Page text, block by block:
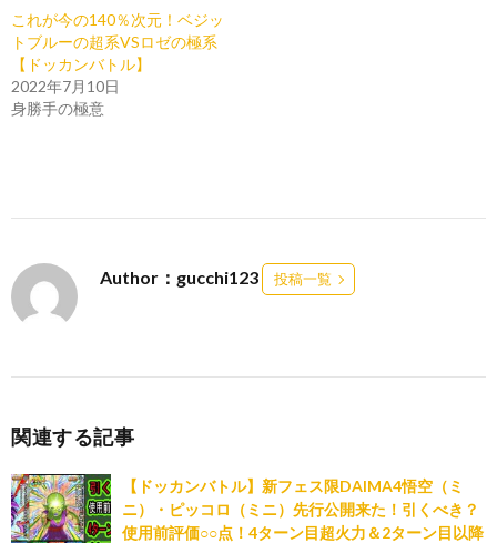
これが今の140％次元！ベジッ
トブルーの超系VSロゼの極系
【ドッカンバトル】
2022年7月10日
身勝手の極意
Author：gucchi123 投稿一覧
関連する記事
【ドッカンバトル】新フェス限DAIMA4悟空（ミ
ニ）・ピッコロ（ミニ）先行公開来た！引くべき？
使用前評価○○点！4ターン目超火力＆2ターン目以降